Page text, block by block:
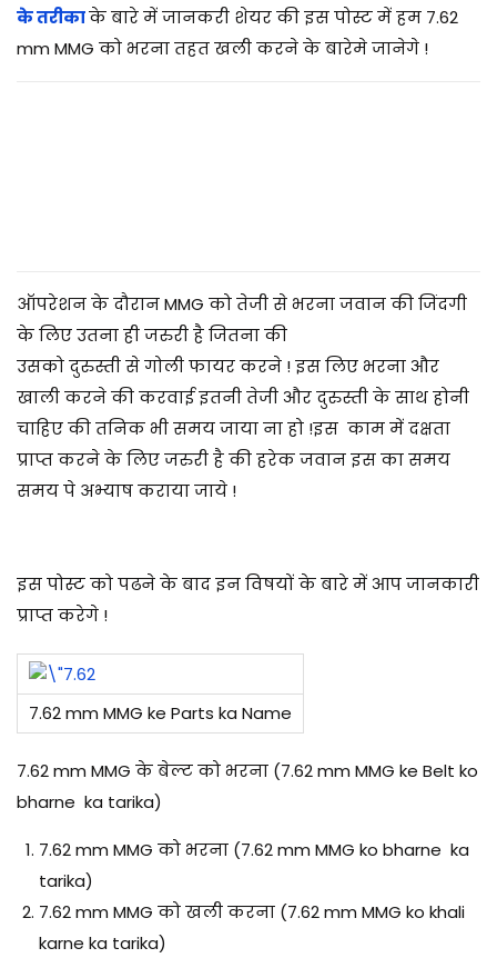
0
7
के तरीकाके बारे में जानकरी शेयर की इस पोस्ट में हम 7.62
mm MMG को भरना तहत खली करने के बारेमे जानेगे !
ऑपरेशन के दौरान MMG को तेजी से भरना जवान की जिंदगी
के लिए उतना ही जरुरी है जितना की
उसको दुरुस्ती से गोली फायर करने ! इस लिए भरना और
खाली करने की करवाई इतनी तेजी और दुरुस्तीके साथ होनी
चाहिए की तनिक भी समय जाया ना हो !इस काम में दक्षता
प्राप्त करने के लिए जरुरी है कीहरेक जवान इस का समय
समय पे अभ्याष कराया जाये !
इस पोस्ट को पढने के बाद इन विषयों के बारे में आप जानकारी
प्राप्त करेगे !
7.62 mm MMG ke Parts ka Name
7.62 mm MMG के बेल्ट को भरना (7.62 mm MMG ke Belt ko
bharne ka tarika)
7.62 mm MMG को भरना (7.62 mm MMG ko bharne ka
tarika)
7.62 mm MMG को खली करना (7.62 mm MMG ko khali
karne ka tarika)